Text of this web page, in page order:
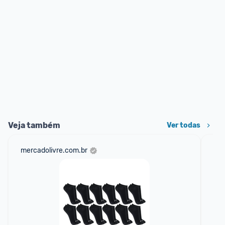
Veja também Ver todas
mercadolivre.com.br